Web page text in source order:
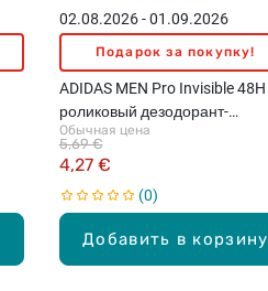
Добавить в корзину
02.08.2026 - 01.09.2026
Подарок за покупку!
ADIDAS MEN Pro Invisible 48H
роликовый дезодорант-
антиперспирант, 50мл
Обычная цена
4,27 €
5,69 €
0